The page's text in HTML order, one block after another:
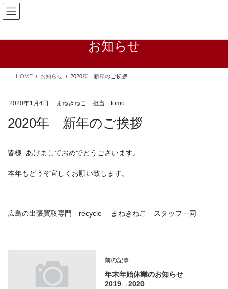
コ
ン
ス
ナ
ビ
ン
お知らせ
HOME お知らせ 2020年 新年のご挨拶
2020年1月4日 まねきねこ 担当 tomo
2020年 新年のご挨拶
皆様 あけましておめでとうございます。
本年もどうぞ宜しくお願い致します。
広島の出張買取専門 recycle まねきねこ スタッフ一同
前の記事
年末年始休業のお知らせ
2019→2020